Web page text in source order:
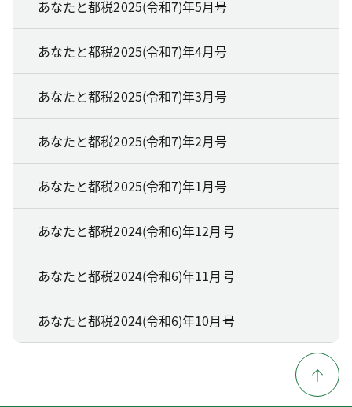
あなたと都税2025(令和7)年5月号
あなたと都税2025(令和7)年4月号
あなたと都税2025(令和7)年3月号
あなたと都税2025(令和7)年2月号
あなたと都税2025(令和7)年1月号
あなたと都税2024(令和6)年12月号
あなたと都税2024(令和6)年11月号
あなたと都税2024(令和6)年10月号